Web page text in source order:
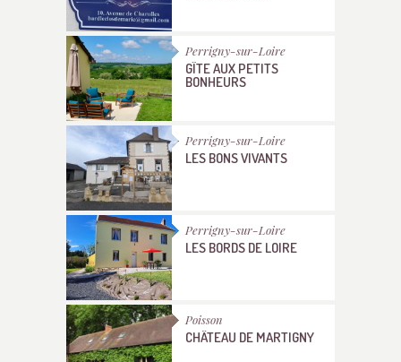
Perrigny-sur-Loire
GÎTE AUX PETITS
BONHEURS
Perrigny-sur-Loire
LES BONS VIVANTS
Perrigny-sur-Loire
LES BORDS DE LOIRE
Poisson
CHÂTEAU DE MARTIGNY